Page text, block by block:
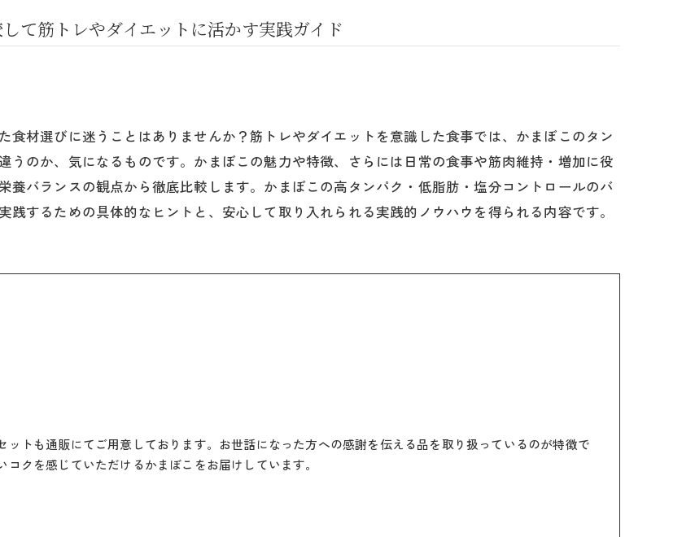
て筋トレやダイエットに活かす実践ガイド
食材選びに迷うことはありませんか？筋トレやダイエットを意識した食事では、かまぼこのタン
うのか、気になるものです。かまぼこの魅力や特徴、さらには日常の食事や筋肉維持・増加に役
養バランスの観点から徹底比較します。かまぼこの高タンパク・低脂肪・塩分コントロールのバ
するための具体的なヒントと、安心して取り入れられる実践的ノウハウを得られる内容です。
ットも通販にてご用意しております。お世話になった方への感謝を伝える品を取り扱っているのが特徴で
クを感じていただけるかまぼこをお届けしています。